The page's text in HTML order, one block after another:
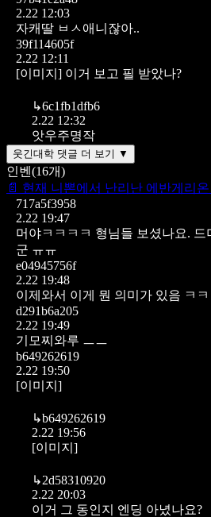
2.22 12:03
자캐딸 ㅂㅅ애니잖아..
39f114605f
2.22 12:11
[이미지] 이거 보고 필 받았나?
↳6c1fb1dfb6
2.22 12:32
앗우주명작
웃긴대학 댓글 더 보기 ▼
인벤 (16개)
📄 현재 니뽄에서 난리난 에반게리온
717a5f3958
2.22 19:47
머야ㅋㅋㅋㅋ 형님들 보셨나요. 드
군 ㅠㅠ
e04945756f
2.22 19:48
이제와서 이게 뭔 의미가 있음 ㅋㅋ
d291b6a205
2.22 19:49
기모찌와루 ㅡㅡ
b649262619
2.22 19:50
[이미지]
↳b649262619
2.22 19:56
[이미지]
↳2d58310920
2.22 20:03
이거 그 동인지 엔딩 아녔나요?